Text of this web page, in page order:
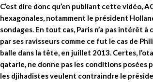
C’est dire donc qu’en publiant cette vidéo,
hexagonales, notamment le président
sondages. En tout cas, Paris n’a pas intérêt
par ses ravisseurs comme ce fut le cas de
balle dans la tête, en juillet 2013. Certes,
qatarie, ne donne pas les conditions posées
les djihadistes veulent contraindre le